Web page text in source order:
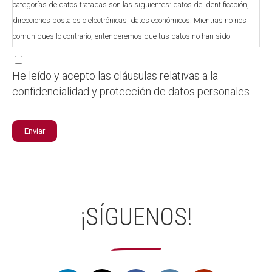
categorías de datos tratadas son las siguientes: datos de identificación,
direcciones postales o electrónicas, datos económicos. Mientras no nos
comuniques lo contrario, entenderemos que tus datos no han sido
base legal para el tratamiento de tus datos personales es la ejecución de la
relación contractual mutuamente acordada, el consentimiento expreso
datos recogidos son los adecuados para las finalidades descritas. De
domicilio social de Fundación Esplai Ciudadanía Comprometida, Calle Río
Anoia 42-54 08820 El Prat de Llobregat (Barcelona) o Calle Latina, 21, Local
He leído y acepto las cláusulas relativas a la
confidencialidad y protección de datos personales
Enviar
¡SÍGUENOS!